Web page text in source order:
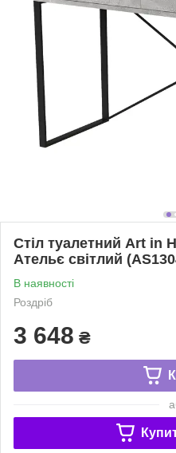
Стіл туалетний Art in
Ательє світлий
В наявності
Роздріб
3 648 ₴